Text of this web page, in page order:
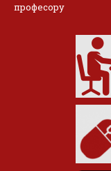
професору